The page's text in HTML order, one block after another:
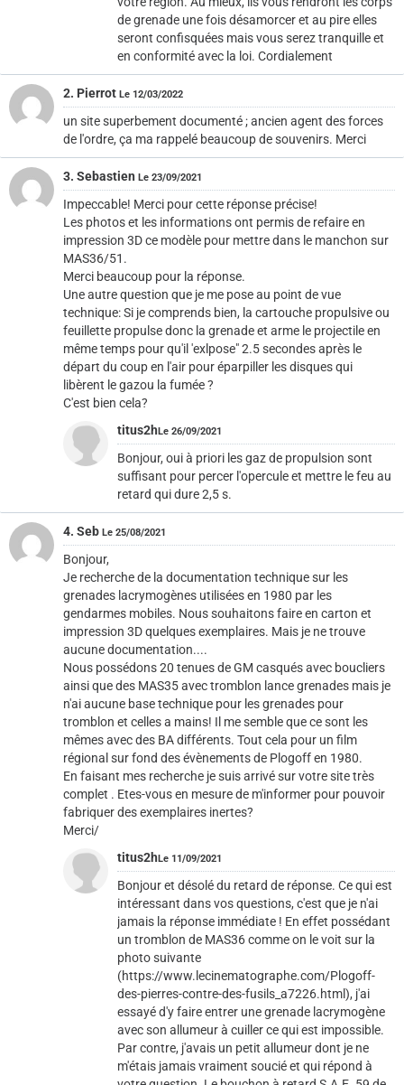
de grenade une fois désamorcer et au pire elles
seront confisquées mais vous serez tranquille et
en conformité avec la loi. Cordialement
2. Pierrot Le 12/03/2022
un site superbement documenté ; ancien agent des forces
de l'ordre, ça ma rappelé beaucoup de souvenirs. Merci
3. Sebastien Le 23/09/2021
Impeccable! Merci pour cette réponse précise!
Les photos et les informations ont permis de refaire en
impression 3D ce modèle pour mettre dans le manchon sur
MAS36/51.
Merci beaucoup pour la réponse.
Une autre question que je me pose au point de vue
technique: Si je comprends bien, la cartouche propulsive ou
feuillette propulse donc la grenade et arme le projectile en
même temps pour qu'il 'exlpose" 2.5 secondes après le
départ du coup en l'air pour éparpiller les disques qui
libèrent le gazou la fumée ?
C'est bien cela?
titus2h Le 26/09/2021
Bonjour, oui à priori les gaz de propulsion sont
suffisant pour percer l'opercule et mettre le feu au
retard qui dure 2,5 s.
4. Seb Le 25/08/2021
Bonjour,
Je recherche de la documentation technique sur les
grenades lacrymogènes utilisées en 1980 par les
gendarmes mobiles. Nous souhaitons faire en carton et
impression 3D quelques exemplaires. Mais je ne trouve
aucune documentation....
Nous possédons 20 tenues de GM casqués avec boucliers
ainsi que des MAS35 avec tromblon lance grenades mais je
n'ai aucune base technique pour les grenades pour
tromblon et celles a mains! Il me semble que ce sont les
mêmes avec des BA différents. Tout cela pour un film
régional sur fond des évènements de Plogoff en 1980.
En faisant mes recherche je suis arrivé sur votre site très
complet . Etes-vous en mesure de m'informer pour pouvoir
fabriquer des exemplaires inertes?
Merci/
titus2h Le 11/09/2021
Bonjour et désolé du retard de réponse. Ce qui est
intéressant dans vos questions, c'est que je n'ai
jamais la réponse immédiate ! En effet possédant
un tromblon de MAS36 comme on le voit sur la
photo suivante
(https://www.lecinematographe.com/Plogoff-
des-pierres-contre-des-fusils_a7226.html), j'ai
essayé d'y faire entrer une grenade lacrymogène
avec son allumeur à cuiller ce qui est impossible.
Par contre, j'avais un petit allumeur dont je ne
m'étais jamais vraiment soucié et qui répond à